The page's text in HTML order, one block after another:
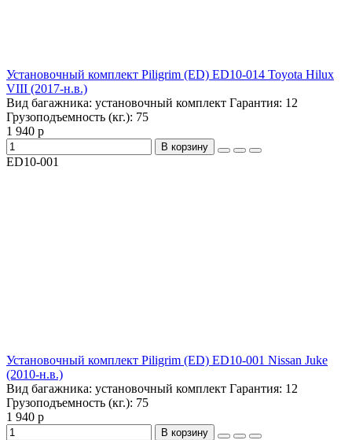
Установочный комплект Piligrim (ED) ED10-014 Toyota Hilux
VIII (2017-н.в.)
Вид багажника: установочный комплект Гарантия: 12
Грузоподъемность (кг.): 75
1 940 р
В корзину
ED10-001
Установочный комплект Piligrim (ED) ED10-001 Nissan Juke
(2010-н.в.)
Вид багажника: установочный комплект Гарантия: 12
Грузоподъемность (кг.): 75
1 940 р
В корзину